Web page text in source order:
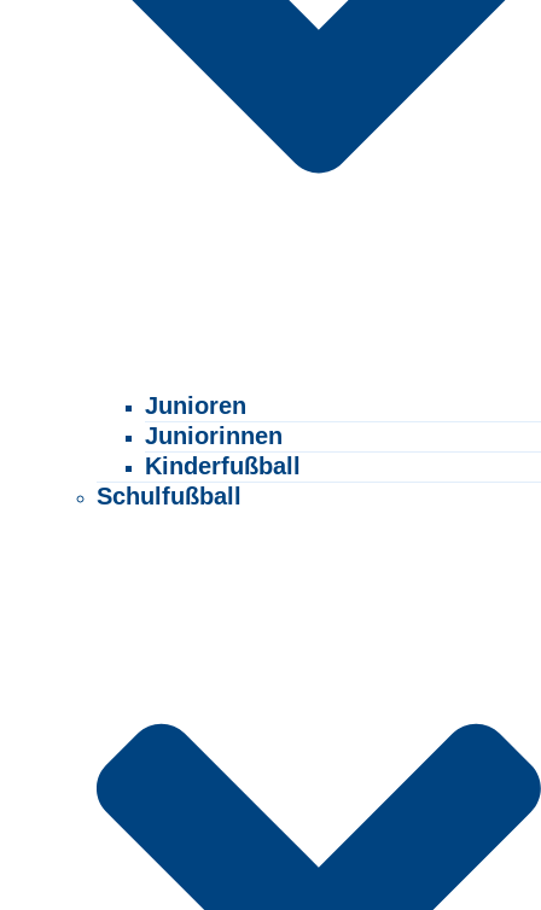
Junioren
Juniorinnen
Kinderfußball
Schulfußball